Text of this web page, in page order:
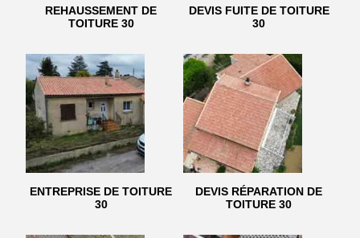
REHAUSSEMENT DE
TOITURE 30
DEVIS FUITE DE TOITURE
30
ENTREPRISE DE TOITURE
30
DEVIS RÉPARATION DE
TOITURE 30